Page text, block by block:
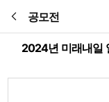
공모전
2024년 미래내일